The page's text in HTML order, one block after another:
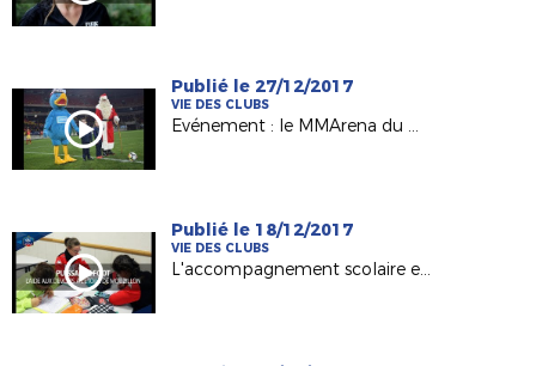
Publié le 27/12/2017
VIE DES CLUBS
Evénement : le MMArena du Mans FC en mode Noël !
Publié le 18/12/2017
VIE DES CLUBS
L'accompagnement scolaire en lumière avec l'Etoile Mouzillonnaise